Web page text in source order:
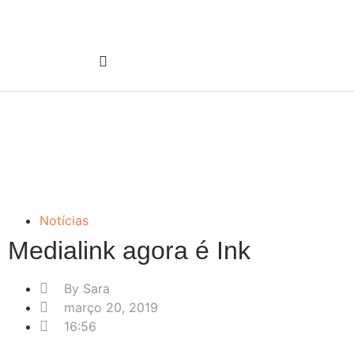
Notícias
Medialink agora é Ink
By Sara
março 20, 2019
16:56